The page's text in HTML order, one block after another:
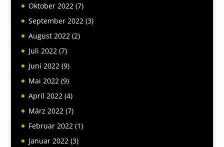
Oktober 2022 (7)
September 2022 (3)
August 2022 (2)
Juli 2022 (7)
Juni 2022 (9)
Mai 2022 (9)
April 2022 (4)
März 2022 (7)
Februar 2022 (1)
Januar 2022 (3)